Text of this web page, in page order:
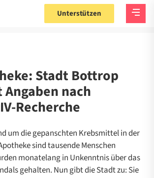
Unterstützen
Stadt Bottrop
nach
Recherche
um die gepanschten Krebsmittel in der
sind tausende Menschen
monatelang in Unkenntnis über das
gehalten. Nun gibt die Stadt zu: Sie